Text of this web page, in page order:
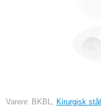
Varenr. BKBL, Kirurgisk stål